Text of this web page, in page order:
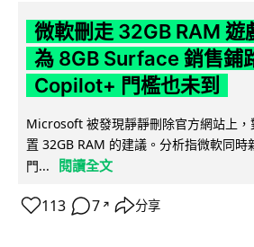
微軟刪走 32GB RAM 遊
為 8GB Surface 銷售鋪
Copilot+ 門檻也未到
Microsoft 被發現靜靜刪除官方網站上
置 32GB RAM 的建議。分析指微軟同時
門...
閱讀全文
113 7 ↗ 分享